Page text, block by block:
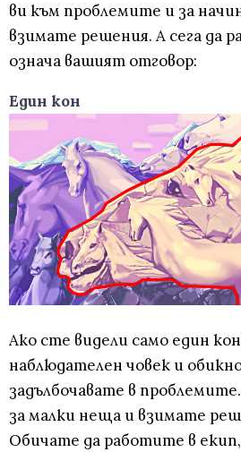
ви към проблемите и за
взимате решения. А сега да
означа вашият отговор:
Един кон
Ако сте видели само един
наблюдателен човек и
задълбочавате в
за малки неща и взимате
Обичате да работите в